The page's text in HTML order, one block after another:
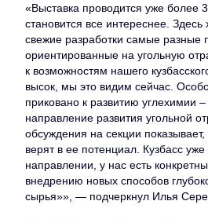
«Выставка проводится уже более
становится все интереснее. Здесь
свежие разработки самые разные
ориентированные на угольную
к возможностям нашего
высок, мы это видим сейчас.
приковано к развитию углехимии
направление развития угольной
обсуждения на секции показывает,
верят в ее потенциал. Кузбасс
направлении, у нас есть
внедрению новых способов
сырья»», — подчеркнул Илья